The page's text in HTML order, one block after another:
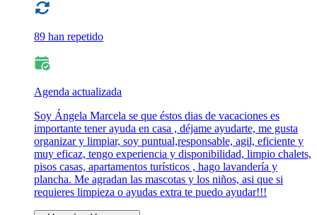
89 han repetido
Agenda actualizada
Soy Ángela Marcela se que éstos dias de vacaciones es
importante tener ayuda en casa , déjame ayudarte, me gusta
organizar y limpiar, soy puntual,responsable, agil, eficiente y
muy eficaz, tengo experiencia y disponibilidad, limpio chalets,
pisos casas, apartamentos turísticos , hago lavandería y
plancha. Me agradan las mascotas y los niños, asi que si
requieres limpieza o ayudas extra te puedo ayudar!!!